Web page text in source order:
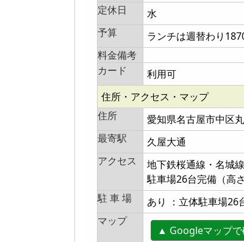
定休日
水
予算
ランチは週替わり
料金備考
カード
利用可
住所・アクセス・マップ
住所
愛知県名古屋市中区
最寄駅
久屋大通
アクセス
地下鉄桜通線・名城
駐車場26台完備（高
駐 車 場
あり ：立体駐車場26
マップ
▲ Googleマップで